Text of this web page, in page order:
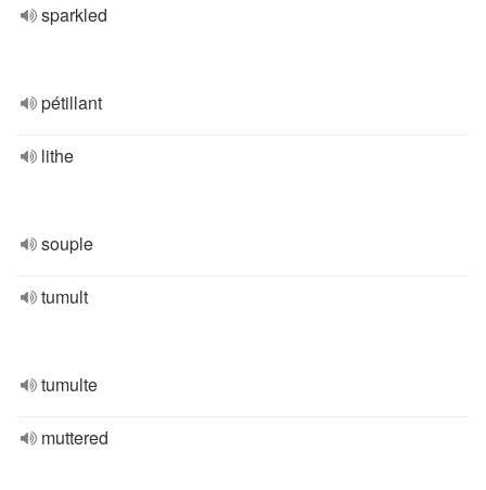
sparkled
pétillant
lithe
souple
tumult
tumulte
muttered